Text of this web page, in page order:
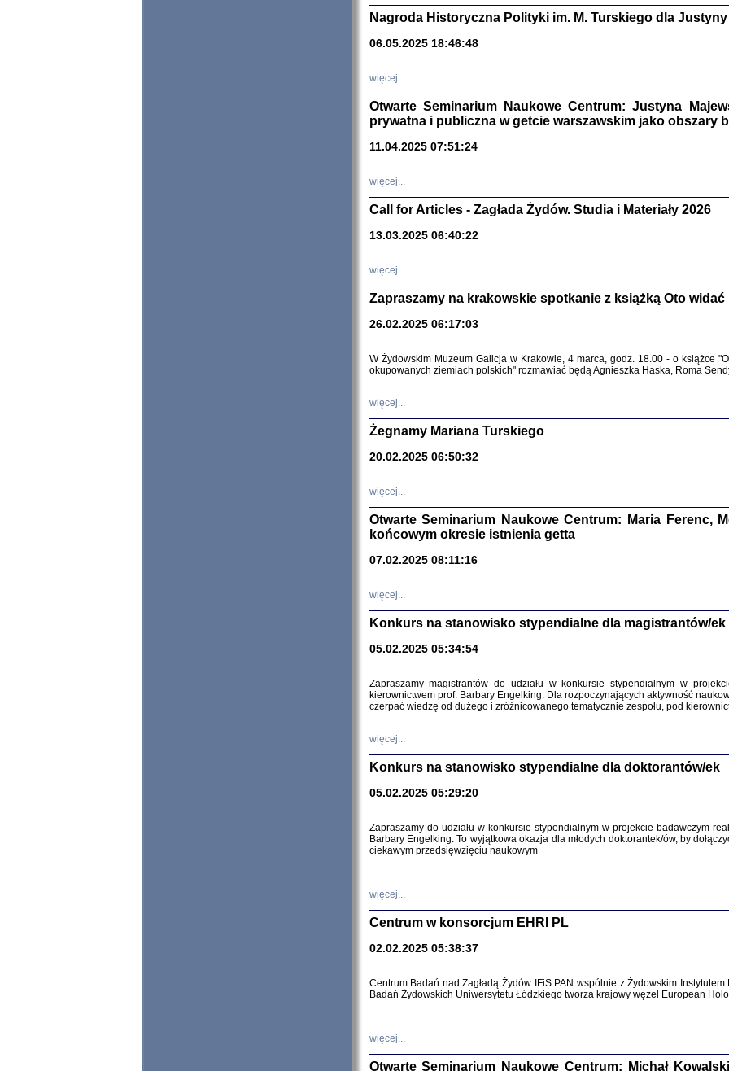
red. i
Stanisław
Warszawa
Pisma
Warszawie
SZCZĘŚCIE
Nagroda Historyczna Polityki im. M. Turskiego dla
06.05.2025 18:46:48
więcej...
Otwarte Seminarium Naukowe Centrum: Justyna
prywatna i publiczna w getcie warszawskim jako obszary
11.04.2025 07:51:24
więcej...
Call for Articles - Zagłada Żydów. Studia i Materiały 2026
13.03.2025 06:40:22
więcej...
Zapraszamy na krakowskie spotkanie z książką Oto widać
26.02.2025 06:17:03
W Żydowskim Muzeum Galicja w Krakowie, 4 marca, godz. 18.00 - o książce
okupowanych ziemiach polskich" rozmawiać będą Agnieszka Haska, Roma
więcej...
Żegnamy Mariana Turskiego
20.02.2025 06:50:32
więcej...
Otwarte Seminarium Naukowe Centrum: Maria Ferenc,
końcowym okresie istnienia getta
07.02.2025 08:11:16
więcej...
Konkurs na stanowisko stypendialne dla magistrantów/ek
05.02.2025 05:34:54
Zapraszamy magistrantów do udziału w konkursie stypendialnym w
kierownictwem prof. Barbary Engelking. Dla rozpoczynających aktywność
czerpać wiedzę od dużego i zróżnicowanego tematycznie zespołu, pod
więcej...
Konkurs na stanowisko stypendialne dla doktorantów/ek
05.02.2025 05:29:20
Zapraszamy do udziału w konkursie stypendialnym w projekcie badawczym
Barbary Engelking. To wyjątkowa okazja dla młodych doktorantek/ów, by
ciekawym przedsięwzięciu naukowym
więcej...
Centrum w konsorcjum EHRI PL
02.02.2025 05:38:37
Centrum Badań nad Zagładą Żydów IFiS PAN wspólnie z Żydowskim
Badań Żydowskich Uniwersytetu Łódzkiego tworza krajowy węzeł European
więcej...
Otwarte Seminarium Naukowe Centrum: Michał